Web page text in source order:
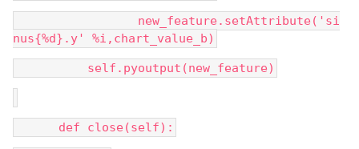
new_feature.setAttribute('si
nus{%d}.y' %i,chart_value_b)
self.pyoutput(new_feature)
def close(self):